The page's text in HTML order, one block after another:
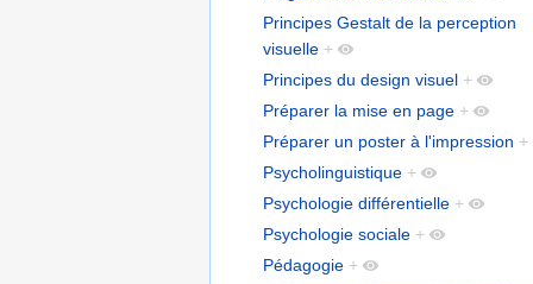
Principes Gestalt de la perception
visuelle +
Principes du design visuel +
Préparer la mise en page +
Préparer un poster à l'impression +
Psycholinguistique +
Psychologie différentielle +
Psychologie sociale +
Pédagogie +